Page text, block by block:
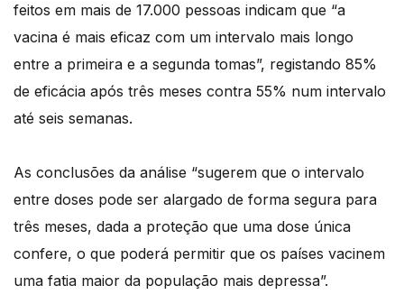
feitos em mais de 17.000 pessoas indicam que “a
vacina é mais eficaz com um intervalo mais longo
entre a primeira e a segunda tomas”, registando 85%
de eficácia após três meses contra 55% num intervalo
até seis semanas.
As conclusões da análise “sugerem que o intervalo
entre doses pode ser alargado de forma segura para
três meses, dada a proteção que uma dose única
confere, o que poderá permitir que os países vacinem
uma fatia maior da população mais depressa”.